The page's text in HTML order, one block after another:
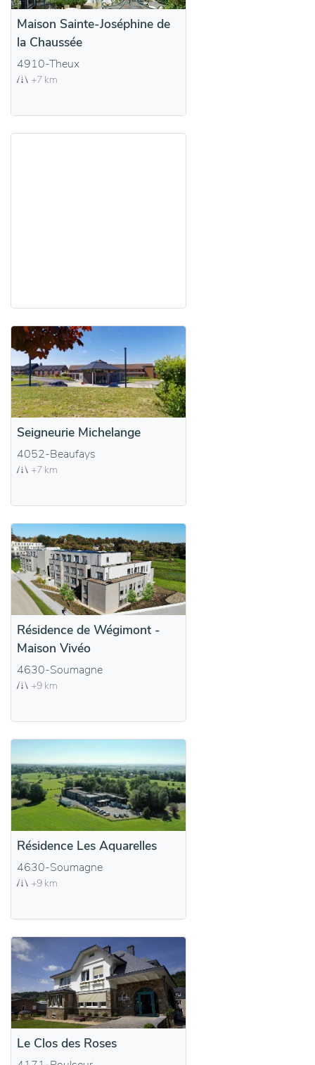
Maison Sainte-Joséphine de
la Chaussée
4910-Theux
+7 km
Seigneurie Michelange
4052-Beaufays
+7 km
Résidence de Wégimont -
Maison Vivéo
4630-Soumagne
+9 km
Résidence Les Aquarelles
4630-Soumagne
+9 km
Le Clos des Roses